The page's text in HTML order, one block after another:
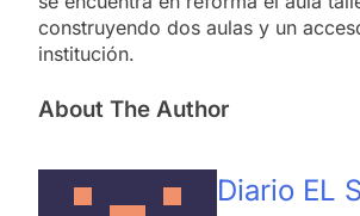
construyendo dos aulas y un
institución.
About The Author
Diario EL